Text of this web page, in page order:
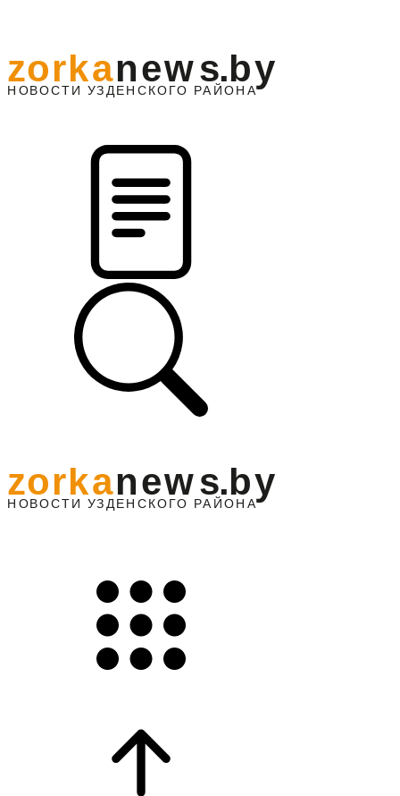
НО ВОСТИ УЗДЕНС КО ГО РАЙОНА
zorkanews.by